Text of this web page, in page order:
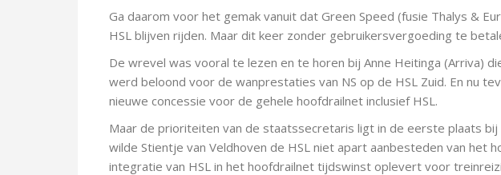
Ga daarom voor het gemak vanuit dat Green Speed (fusie Thalys &
HSL blijven rijden. Maar dit keer zonder gebruikersvergoeding te
De wrevel was vooral te lezen en te horen bij Anne Heitinga (Arriva)
werd beloond voor de wanprestaties van NS op de HSL Zuid. En nu
nieuwe concessie voor de gehele hoofdrailnet inclusief HSL.
Maar de prioriteiten van de staatssecretaris ligt in de eerste plaats
wilde Stientje van Veldhoven de HSL niet apart aanbesteden van het
integratie van HSL in het hoofdrailnet tijdswinst oplevert voor